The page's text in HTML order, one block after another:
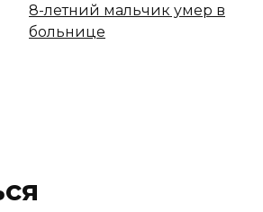
8-летний мальчик умер в
больнице